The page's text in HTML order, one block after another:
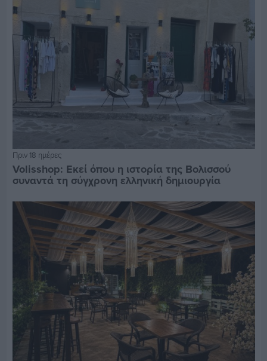
Πριν 18 ημέρες
Volisshop: Εκεί όπου η ιστορία της Βολισσού
συναντά τη σύγχρονη ελληνική δημιουργία